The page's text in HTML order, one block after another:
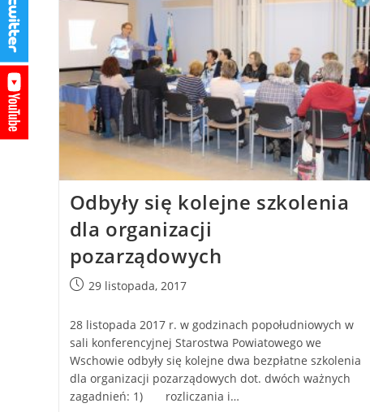
Odbyły się kolejne szkolenia
dla organizacji
pozarządowych
29 listopada, 2017
28 listopada 2017 r. w godzinach popołudniowych w
sali konferencyjnej Starostwa Powiatowego we
Wschowie odbyły się kolejne dwa bezpłatne szkolenia
dla organizacji pozarządowych dot. dwóch ważnych
zagadnień: 1) rozliczania i…